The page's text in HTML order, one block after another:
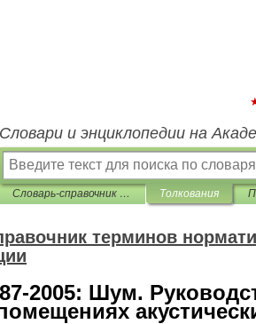
Словари и энциклопедии на
Словарь-справочник терминов нормативно-технической документации Толкования
терминов
2005: Шум.